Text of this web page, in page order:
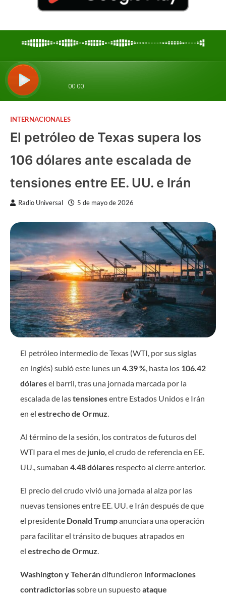
INTERNACIONALES
El petróleo de Texas supera los
106 dólares ante escalada de
tensiones entre EE. UU. e Irán
Radio Universal 5 de mayo de 2026
El petróleo intermedio de Texas (WTI, por sus siglas
en inglés) subió este lunes un 4.39 %, hasta los 106.42
dólaresel barril, tras una jornada marcada por la
escalada de lastensionesentre Estados Unidos e Irán
en el estrecho de Ormuz.
Al término de la sesión, los contratos de futuros del
WTI para el mes de junio, el crudo de referencia en EE.
UU., sumaban 4.48 dólares respecto al cierre anterior.
El precio del crudo vivió una jornada al alza por las
nuevas tensiones entre EE. UU. e Irán después de que
el presidente Donald Trumpanunciara una operación
para facilitar el tránsito de buques atrapados en
el estrecho de Ormuz.
Washington y Teherándifundieron informaciones
contradictoriassobre un supuestoataque